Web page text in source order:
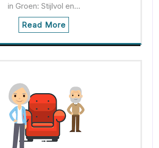
in Groen: Stijlvol en…
Read More